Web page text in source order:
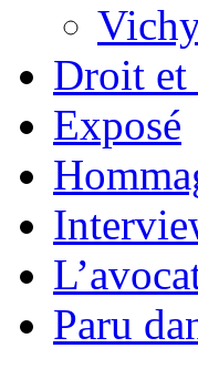
Droit et
Exposé
Paru